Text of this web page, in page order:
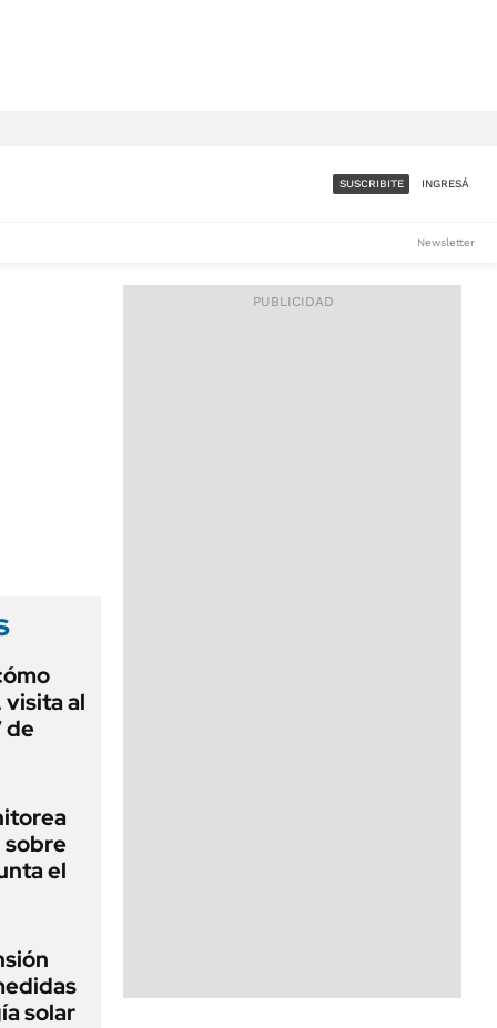
ACCESO FULL - $1.800/MES
SUSCRIBITE INGRESÁ
Newsletter
al
de
el
solar